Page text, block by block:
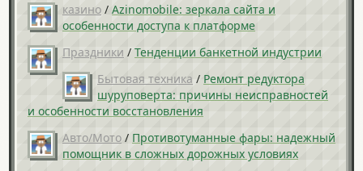
казино / Azinomobile: зеркала сайта и
особенности доступа к платформе
Праздники / Тенденции банкетной индустрии
Бытовая техника / Ремонт редуктора
шуруповерта: причины неисправностей
и особенности восстановления
Авто/Мото / Противотуманные фары: надежный
помощник в сложных дорожных условиях